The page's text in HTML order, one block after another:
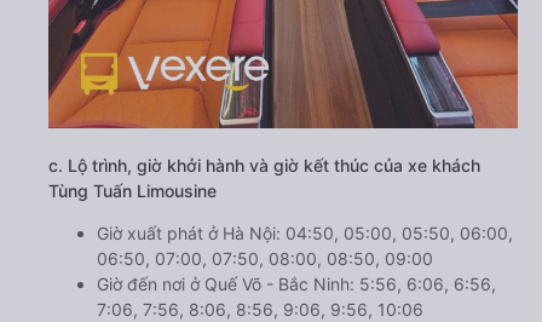
c. Lộ trình, giờ khởi hành và giờ kết thúc của xe khách
Tùng Tuấn Limousine
Giờ xuất phát ở Hà Nội: 04:50, 05:00, 05:50, 06:00,
06:50, 07:00, 07:50, 08:00, 08:50, 09:00
Giờ đến nơi ở Quế Võ - Bắc Ninh: 5:56, 6:06, 6:56,
7:06, 7:56, 8:06, 8:56, 9:06, 9:56, 10:06